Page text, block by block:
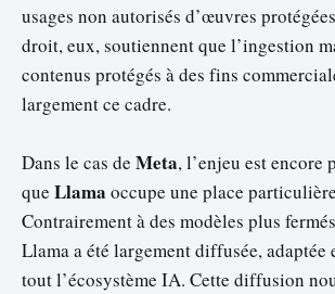
usages non autorisés d’œuvres
droit, eux, soutiennent que l’ingestion
contenus protégés à des fins
largement ce cadre.
Dans le cas de Meta, l’enjeu est encore
que Llama occupe une place
Contrairement à des modèles plus
Llama a été largement diffusée, adaptée
tout l’écosystème IA. Cette diffusion